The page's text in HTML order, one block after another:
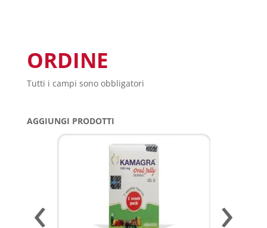
ORDINE
Tutti i campi sono obbligatori
AGGIUNGI PRODOTTI
‹ ›